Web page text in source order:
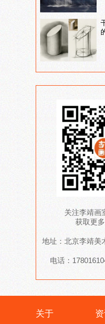
关注李靖画
获取更
地址：北京李靖美
电话：
关于